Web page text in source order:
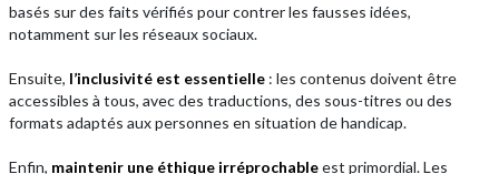
basés sur des faits vérifiés pour contrer les fausses idées,
notamment sur les réseaux sociaux.
Ensuite, l’inclusivité est essentielle: les contenus doivent être
accessibles à tous, avec des traductions, des sous-titres ou des
formats adaptés aux personnes en situation de handicap.
Enfin, maintenir une éthique irréprochableest primordial. Les